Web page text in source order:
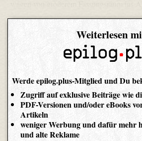
Weiterlesen
Werde epilog.plus-Mitglied und Du
Zugriff auf exklusive Beiträge wie
PDF-Versionen und/oder eBooks
Artikeln
weniger Werbung und dafür mehr
und alte Reklame